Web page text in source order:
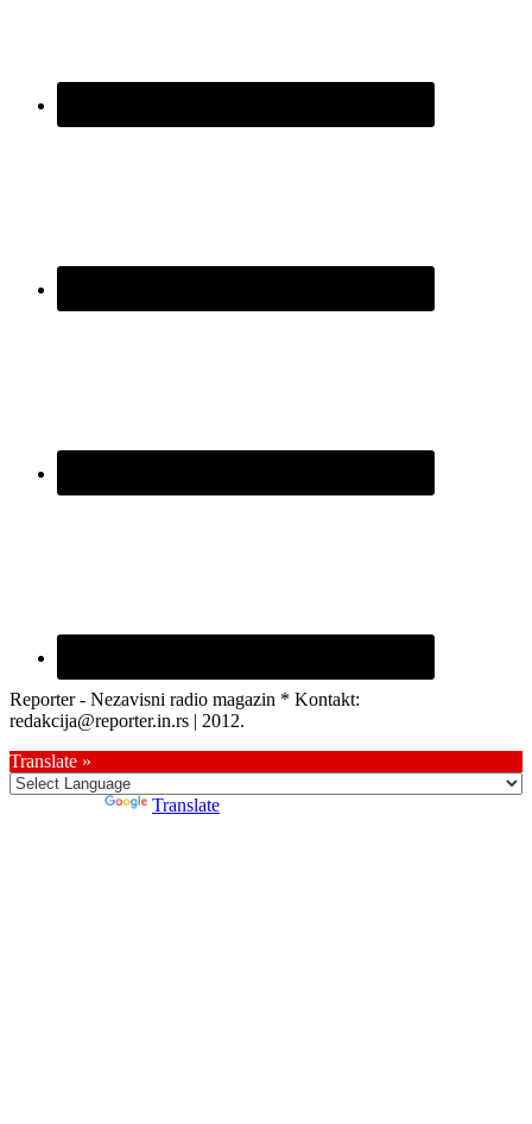
Reporter - Nezavisni radio magazin * Kontakt:
redakcija@reporter.in.rs | 2012.
Translate »
Translate